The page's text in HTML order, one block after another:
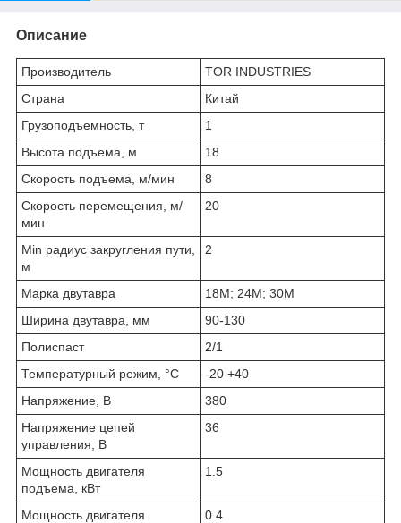
Описание
Производитель
TOR INDUSTRIES
Страна
Китай
Грузоподъемность, т
1
Высота подъема, м
18
Скорость подъема, м/мин
8
Скорость перемещения, м/
мин
20
Min радиус закругления пути,
м
2
Марка двутавра
18М; 24М; 30М
Ширина двутавра, мм
90-130
Полиспаст
2/1
Температурный режим, °С
-20 +40
Напряжение, В
380
Напряжение цепей
управления, В
36
Мощность двигателя
подъема, кВт
1.5
Мощность двигателя
0.4